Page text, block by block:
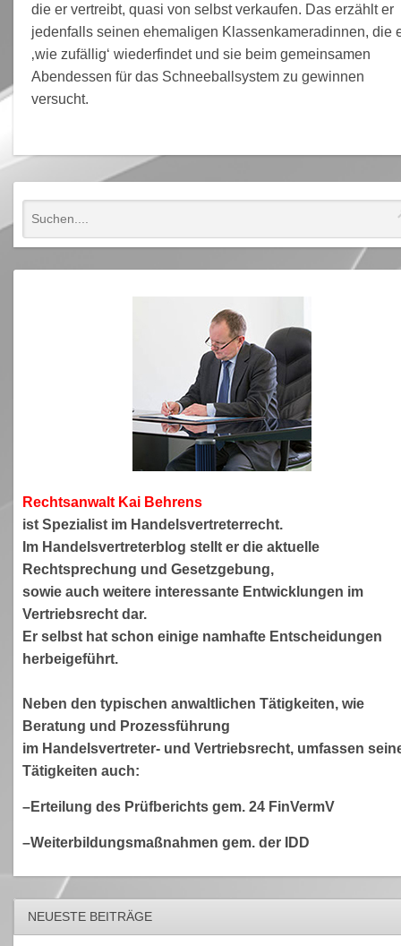
die er vertreibt, quasi von selbst verkaufen. Das erzählt er
jedenfalls seinen ehemaligen Klassenkameradinnen, die
‚wie zufällig‘ wiederfindet und sie beim gemeinsamen
Abendessen für das Schneeballsystem zu gewinnen
versucht.
Rechtsanwalt Kai Behrens
ist Spezialist im Handelsvertreterrecht.
Im Handelsvertreterblog stellt er die aktuelle
Rechtsprechung und Gesetzgebung,
sowie auch weitere interessante Entwicklungen im
Vertriebsrecht dar.
Er selbst hat schon einige namhafte Entscheidungen
herbeigeführt.
Neben den typischen anwaltlichen Tätigkeiten, wie
Beratung und Prozessführung
im Handelsvertreter- und Vertriebsrecht, umfassen
Tätigkeiten auch:
–Erteilung des Prüfberichts gem. 24 FinVermV
–Weiterbildungsmaßnahmen gem. der IDD
NEUESTE BEITRÄGE